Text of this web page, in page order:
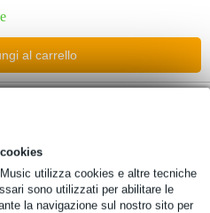
utilizza cookies e altre tecniche
sono utilizzati per abilitare le
la navigazione sul nostro sito per
al carrello
17,95 € 11,80 €